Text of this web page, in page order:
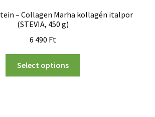
– Collagen Marha kollagén italpor
(STEVIA, 450 g)
6 490 Ft
Select options